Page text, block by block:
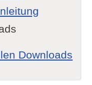
Downloads